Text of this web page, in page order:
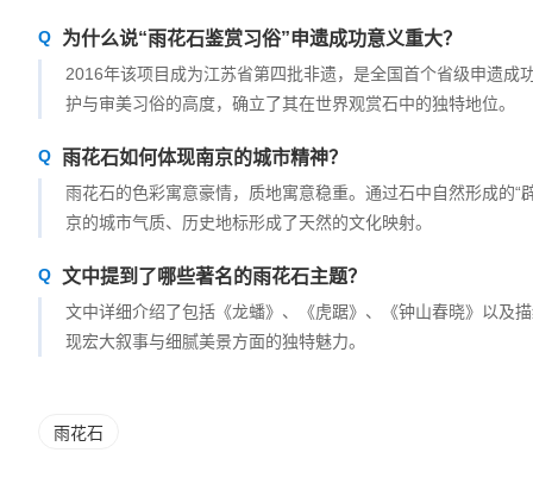
为什么说“雨花石鉴赏习俗”申遗成功意义重大？
2016年该项目成为江苏省第四批非遗，是全国首个省级申遗
护与审美习俗的高度，确立了其在世界观赏石中的独特地位。
雨花石如何体现南京的城市精神？
雨花石的色彩寓意豪情，质地寓意稳重。通过石中自然形成的“
京的城市气质、历史地标形成了天然的文化映射。
文中提到了哪些著名的雨花石主题？
文中详细介绍了包括《龙蟠》、《虎踞》、《钟山春晓》以及
现宏大叙事与细腻美景方面的独特魅力。
雨花石